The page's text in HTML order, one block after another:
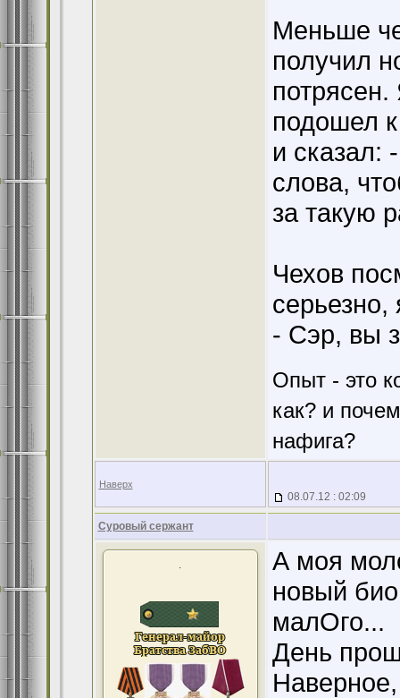
Меньше
получил
потрясен.
подошел
и сказал:
слова,
за такую
Чехов
серьезно,
- Сэр, вы
Опыт - это
как? и
нафига?
Наверх
08.07.12 : 02:09
Суровый сержант
.
А моя
новый
малОго...
День